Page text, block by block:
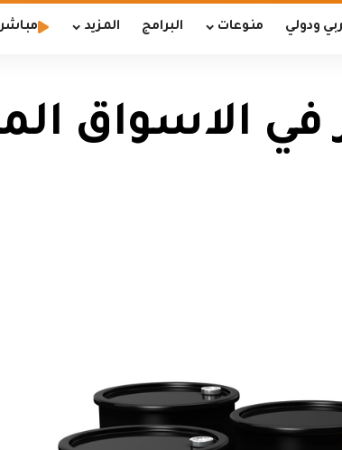
ودولي منوعات البرامج المزيد مباشر
الاسواق